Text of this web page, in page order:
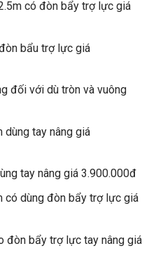
có đòn bẩy trợ lực giá
bẩu trợ lực giá
đối với dù tròn và vuông
dùng tay nâng giá
tay nâng giá 3.900.000đ
có dùng đòn bẩy trợ lực giá
đòn bẩy trợ lực tay nâng giá